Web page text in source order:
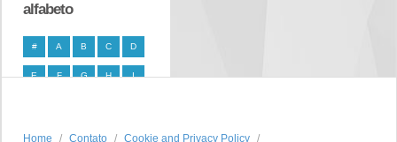
alfabeto
# A B C D
E F G H I
P S
Home Contato Cookie and Privacy Policy